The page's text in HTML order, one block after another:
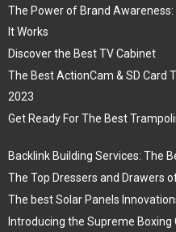
The Power of Brand
It Works
Discover the Best TV Cabinet
The Best ActionCam & SD Card
2023
Get Ready For The Best
Backlink Building Services: The
The Top Dressers and Drawers
The best Solar Panels
Introducing the Supreme Boxing